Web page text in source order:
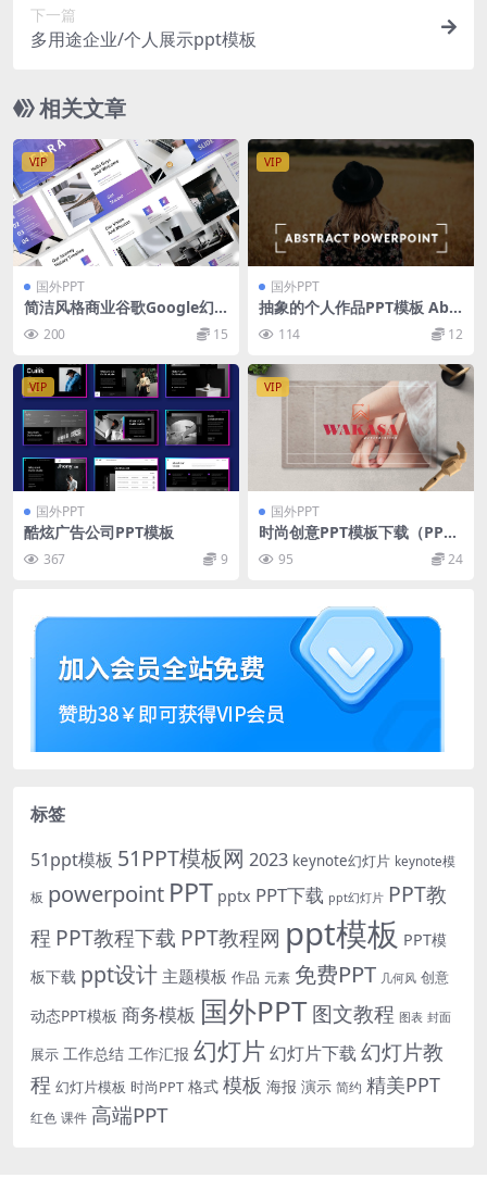
下一篇
多用途企业/个人展示ppt模板
相关文章
VIP
国外PPT
简洁风格商业谷歌Google幻
灯片模板
200 15
VIP
国外PPT
抽象的个人作品PPT模板 Abst
ract Presentation
114 12
VIP
国外PPT
酷炫广告公司PPT模板
367 9
VIP
国外PPT
时尚创意PPT模板下载（PPT
X）95 24
标签
51ppt模板 51PPT模板网 2023 keynote幻灯片 keynote模
板 powerpoint PPT pptx PPT下载 ppt幻灯片 PPT教
程 PPT教程下载 PPT教程网 ppt模板 PPT模
板下载 ppt设计 主题模板 作品 元素 免费PPT 几何风 创意
动态PPT模板 商务模板 国外PPT图文教程 图表 封面
展示 工作总结 工作汇报 幻灯片 幻灯片下载 幻灯片教
程 幻灯片模板 时尚PPT 格式 模板 海报 演示 简约 精美PPT
红色 课件 高端PPT